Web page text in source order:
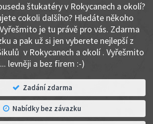
štukatéry v Rokycanech a okolí?
cokoli dalšího? Hledáte někoho
je tu právě pro vás. Zdarma
a pak už si jen vyberete nejlepší z
v Rokycanech a okolí . Vyřešmito
... levněji a bez firem :-)
Zadání zdarma
Nabídky bez závazku